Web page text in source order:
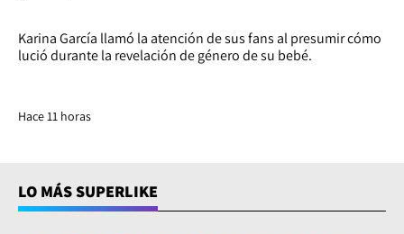
Karina García llamó la atención de sus fans al presumir cómo
lució durante la revelación de género de su bebé.
Hace 11 horas
LO MÁS SUPERLIKE